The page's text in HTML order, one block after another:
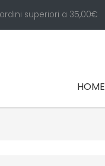
superiori a 35,00€
HOME